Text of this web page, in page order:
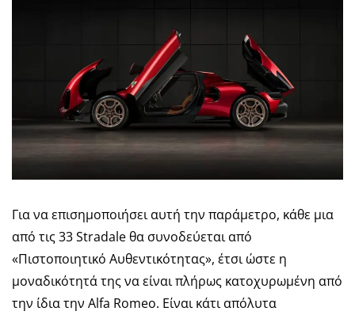
Για να επισημοποιήσει αυτή την παράμετρο, κάθε μια
από τις 33 Stradale θα συνοδεύεται από
«Πιστοποιητικό Αυθεντικότητας», έτσι ώστε η
μοναδικότητά της να είναι πλήρως κατοχυρωμένη από
την ίδια την Alfa Romeo. Είναι κάτι απόλυτα